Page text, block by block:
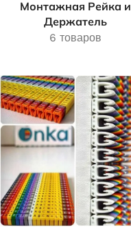
Монтажная Рейка и
Держатель
6 товаров